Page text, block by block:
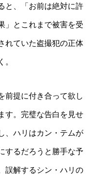
と、「お前は絶対に許
」とこれまで被害を受
れていた盗撮犯の正体
。
前提に付き合って欲し
す。完璧な告白を見せ
、ハリはカン・テムが
するだろうと勝手な予
誤解するシン・ハリの